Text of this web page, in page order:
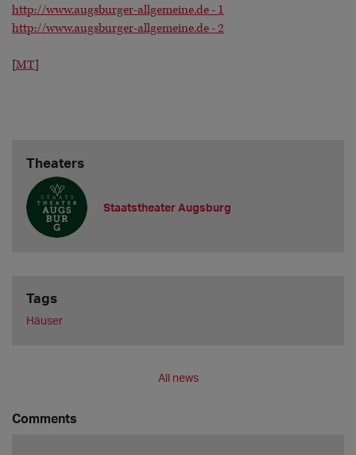
http://www.augsburger-allgemeine.de - 1
http://www.augsburger-allgemeine.de - 2
[MT]
Theaters
Staatstheater Augsburg
Tags
Häuser
All news
Comments